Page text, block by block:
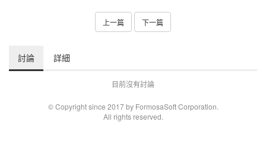
上一篇 下一篇
討論 詳細
目前沒有討論
© Copyright since 2017 by FormosaSoft Corporation.
All rights reserved.